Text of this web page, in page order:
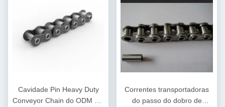
Cavidade Pin Heavy Duty
Conveyor Chain do ODM HP
Correntes transportadoras
do passo do dobro de